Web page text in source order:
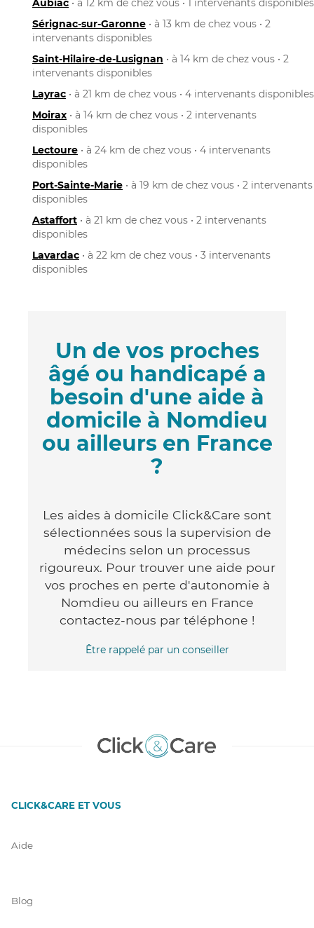
Aubiac • à 12 km de chez vous • 1 intervenants disponibles
Sérignac-sur-Garonne • à 13 km de chez vous • 2
intervenants disponibles
Saint-Hilaire-de-Lusignan • à 14 km de chez vous • 2
intervenants disponibles
Layrac • à 21 km de chez vous • 4 intervenants disponibles
Moirax • à 14 km de chez vous • 2 intervenants
disponibles
Lectoure • à 24 km de chez vous • 4 intervenants
disponibles
Port-Sainte-Marie • à 19 km de chez vous • 2 intervenants
disponibles
Astaffort • à 21 km de chez vous • 2 intervenants
disponibles
Lavardac • à 22 km de chez vous • 3 intervenants
disponibles
Un de vos proches
âgé ou handicapé a
besoin d'une aide à
domicile à Nomdieu
ou ailleurs en France
?
Les aides à domicile Click&Care sont
sélectionnées sous la supervision de
médecins selon un processus
rigoureux. Pour trouver une aide pour
vos proches en perte d'autonomie à
Nomdieu ou ailleurs en France
contactez-nous par téléphone !
Être rappelé par un conseiller
CLICK&CARE ET VOUS
Aide
Blog